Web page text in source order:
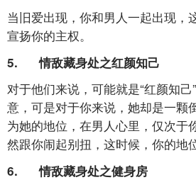
当旧爱出现，你和男人一起出现，
宣扬你的主权。
5. 情敌藏身处之红颜知己
对于他们来说，可能就是“红颜知己
意，可是对于你来说，她却是一颗
为她的地位，在男人心里，仅次于
然跟你闹起别扭，这时候，你的地
6. 情敌藏身处之健身房